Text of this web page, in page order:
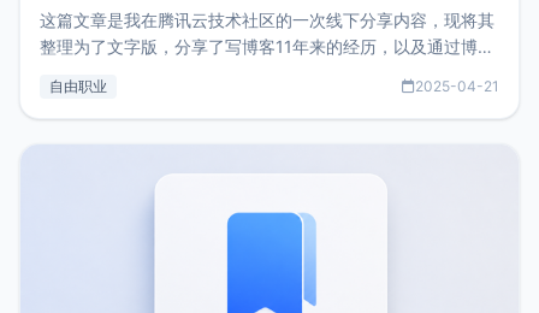
这篇文章是我在腾讯云技术社区的一次线下分享内容，现将其
整理为了文字版，分享了写博客11年来的经历，以及通过博客
了我的首个产品ImgURL的真实数据和产品现状。自我介绍大
自由职业 2025-04-21